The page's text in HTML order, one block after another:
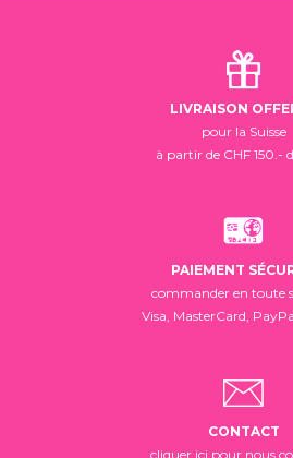
LIVRAISON
pour la Suisse
à partir de CHF 150.-
PAIEMENT
commander en toute
Visa, MasterCard,
CONTACT
cliquer ici pour nous